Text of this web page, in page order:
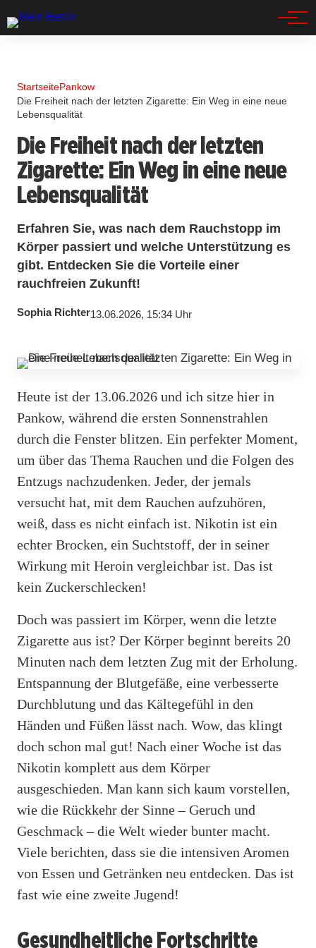
StartseitePankow
Die Freiheit nach der letzten Zigarette: Ein Weg in eine neue
Lebensqualität
Die Freiheit nach der letzten
Zigarette: Ein Weg in eine neue
Lebensqualität
Erfahren Sie, was nach dem Rauchstopp im
Körper passiert und welche Unterstützung es
gibt. Entdecken Sie die Vorteile einer
rauchfreien Zukunft!
Sophia Richter13.06.2026, 15:34 Uhr
Heute ist der 13.06.2026 und ich sitze hier in
Pankow, während die ersten Sonnenstrahlen
durch die Fenster blitzen. Ein perfekter Moment,
um über das Thema Rauchen und die Folgen des
Entzugs nachzudenken. Jeder, der jemals
versucht hat, mit dem Rauchen aufzuhören,
weiß, dass es nicht einfach ist. Nikotin ist ein
echter Brocken, ein Suchtstoff, der in seiner
Wirkung mit Heroin vergleichbar ist. Das ist
kein Zuckerschlecken!
Doch was passiert im Körper, wenn die letzte
Zigarette aus ist? Der Körper beginnt bereits 20
Minuten nach dem letzten Zug mit der Erholung.
Entspannung der Blutgefäße, eine verbesserte
Durchblutung und das Kältegefühl in den
Händen und Füßen lässt nach. Wow, das klingt
doch schon mal gut! Nach einer Woche ist das
Nikotin komplett aus dem Körper
ausgeschieden. Man kann sich kaum vorstellen,
wie die Rückkehr der Sinne – Geruch und
Geschmack – die Welt wieder bunter macht.
Viele berichten, dass sie die intensiven Aromen
von Essen und Getränken neu entdecken. Das ist
fast wie eine zweite Jugend!
Gesundheitliche Fortschritte